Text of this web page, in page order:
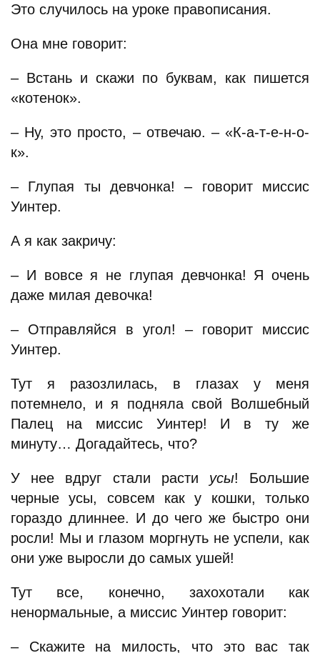
Это случилось на уроке правописания.
Она мне говорит:
– Встань и скажи по буквам, как пишется
«котенок».
– Ну, это просто, – отвечаю. – «К-а-т-е-н-о-
к».
– Глупая ты девчонка! – говорит миссис
Уинтер.
А я как закричу:
– И вовсе я не глупая девчонка! Я очень
даже милая девочка!
– Отправляйся в угол! – говорит миссис
Уинтер.
Тут я разозлилась, в глазах у меня
потемнело, и я подняла свой Волшебный
Палец на миссис Уинтер! И в ту же
минуту… Догадайтесь, что?
У нее вдруг стали расти усы! Большие
черные усы, совсем как у кошки, только
гораздо длиннее. И до чего же быстро они
росли! Мы и глазом моргнуть не успели, как
они уже выросли до самых ушей!
Тут все, конечно, захохотали как
ненормальные, а миссис Уинтер говорит:
– Скажите на милость, что это вас так